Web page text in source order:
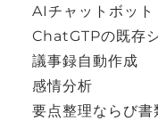
AIチャットボット
ChatGTPの既存
議事録自動作成
感情分析
要点整理ならび書